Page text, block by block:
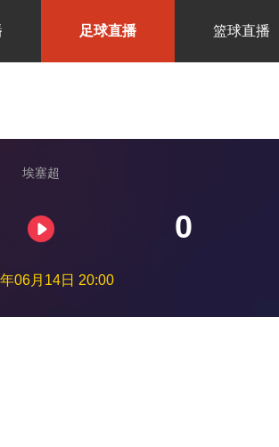
足球直播 篮球直播
埃塞超
0
06月14日 20:00